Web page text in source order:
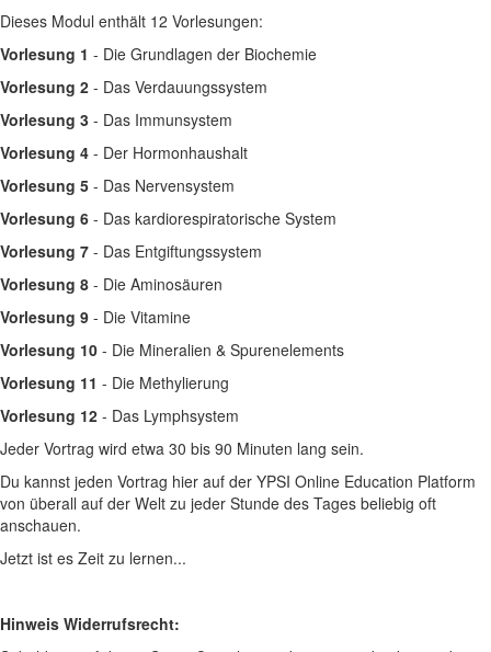
Dieses Modul enthält 12 Vorlesungen:
Vorlesung 1 - Die Grundlagen der Biochemie
Vorlesung 2 - Das Verdauungssystem
Vorlesung 3 - Das Immunsystem
Vorlesung 4 - Der Hormonhaushalt
Vorlesung 5 - Das Nervensystem
Vorlesung 6 - Das kardiorespiratorische System
Vorlesung 7 - Das Entgiftungssystem
Vorlesung 8 - Die Aminosäuren
Vorlesung 9 - Die Vitamine
Vorlesung 10 - Die Mineralien & Spurenelements
Vorlesung 11 - Die Methylierung
Vorlesung 12 - Das Lymphsystem
Jeder Vortrag wird etwa 30 bis 90 Minuten lang sein.
Du kannst jeden Vortrag hier auf der YPSI Online Education Platform
von überall auf der Welt zu jeder Stunde des Tages beliebig oft
anschauen.
Jetzt ist es Zeit zu lernen...
Hinweis Widerrufsrecht: